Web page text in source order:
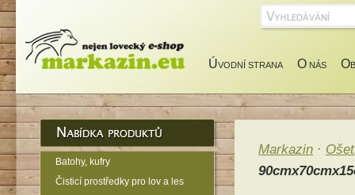
O
O NÁS
ÚVODNÍ STRANA
Markazin ·
Batohy, kufry
Čisticí prostředky pro lov a les